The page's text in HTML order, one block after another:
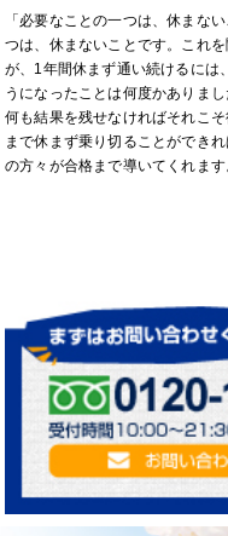
「必要なことの一つは、休まな
つは、休まないことです。これ
が、1年間休まず通い続けるには
うになったことは何度かありま
何も結果を残せなければそれこ
まで休まず乗り切ることができ
の方々が合格まで導いてくれます